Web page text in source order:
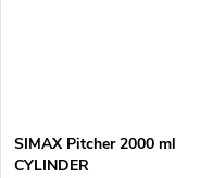
SIMAX Pitcher 2000 ml
CYLINDER